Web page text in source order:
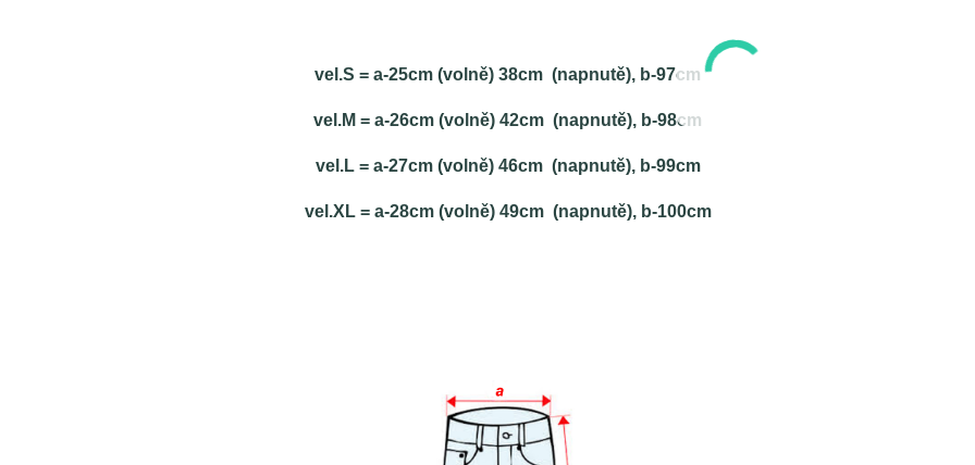
vel.S = a-25cm (volně) 38cm (napnutě), b-97cm
vel.M = a-26cm (volně) 42cm (napnutě), b-98cm
vel.L = a-27cm (volně) 46cm (napnutě), b-99cm
vel.XL = a-28cm (volně) 49cm (napnutě), b-100cm